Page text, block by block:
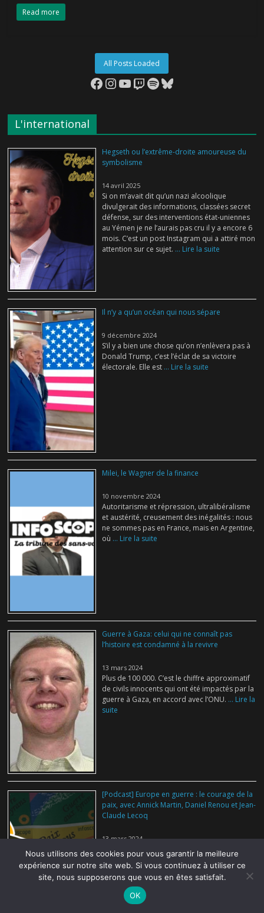
Read more
All Posts Loaded
Facebook
Instagram
YouTube
Twitch
Spotify
Bluesky
L'international
Hegseth ou l’extrême-droite amoureuse du
symbolisme
14 avril 2025
Si on m’avait dit qu’un nazi alcoolique
divulgerait des informations, classées secret
défense, sur des interventions état-uniennes
au Yémen je ne l’aurais pas cru il y a encore 6
mois. C’est un post Instagram qui a attiré mon
attention sur ce sujet. ... Lire la suite
Il n’y a qu’un océan qui nous sépare
9 décembre 2024
S’il y a bien une chose qu’on n’enlèvera pas à
Donald Trump, c’est l’éclat de sa victoire
électorale. Elle est ... Lire la suite
Milei, le Wagner de la finance
10 novembre 2024
Autoritarisme et répression, ultralibéralisme
et austérité, creusement des inégalités : nous
ne sommes pas en France, mais en Argentine,
où ... Lire la suite
Guerre à Gaza: celui qui ne connaît pas
l’histoire est condamné à la revivre
13 mars 2024
Plus de 100 000. C’est le chiffre approximatif
de civils innocents qui ont été impactés par la
guerre à Gaza, en accord avec l’ONU. ... Lire la
suite
[Podcast] Europe en guerre : le courage de la
paix, avec Annick Martin, Daniel Renou et Jean-
Claude Lecoq
13 mars 2024
On se l’était promis: plus jamais ça. La guerre.
En Europe. Mais depuis 2022, la donne a
changé, la Russie... Lire la suite
Nous utilisons des cookies pour vous garantir la meilleure
expérience sur notre site web. Si vous continuez à utiliser ce
site, nous supposerons que vous en êtes satisfait.
OK